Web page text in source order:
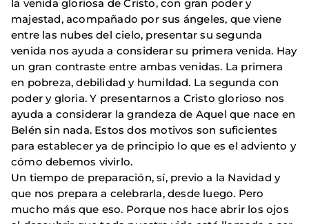
la venida gloriosa de Cristo, con gran poder y
majestad, acompañado por sus ángeles, que viene
entre las nubes del cielo, presentar su segunda
venida nos ayuda a considerar su primera venida. Hay
un gran contraste entre ambas venidas. La primera
en pobreza, debilidad y humildad. La segunda con
poder y gloria. Y presentarnos a Cristo glorioso nos
ayuda a considerar la grandeza de Aquel que nace en
Belén sin nada. Estos dos motivos son suficientes
para establecer ya de principio lo que es el adviento y
cómo debemos vivirlo.
Un tiempo de preparación, sí, previo a la Navidad y
que nos prepara a celebrarla, desde luego. Pero
mucho más que eso. Porque nos hace abrir los ojos